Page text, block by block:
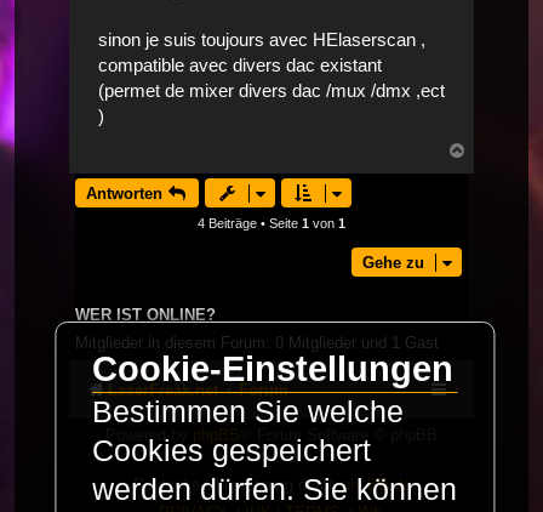
sinon je suis toujours avec HElaserscan ,
compatible avec divers dac existant
(permet de mixer divers dac /mux /dmx ,ect
)
oben
Antworten
4 Beiträge • Seite 1 von 1
Gehe zu
WER IST ONLINE?
Mitglieder in diesem Forum: 0 Mitglieder und 1 Gast
LaserFreak.net Forum
Powered by phpBB
® Forum Software © phpBB
Limited
Deutsche Übersetzung durchphpBB.de
Cookie-Einstellungen
Bestimmen Sie welche
Cookies gespeichert
werden dürfen. Sie können